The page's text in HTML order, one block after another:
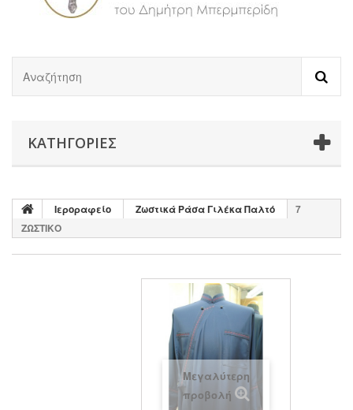
ΚΑΤΗΓΟΡΊΕΣ
Ιεροραφείο Ζωστικά Ράσα Γιλέκα Παλτό
7
ΖΩΣΤΙΚΟ
Μεγαλύτερη
προβολή